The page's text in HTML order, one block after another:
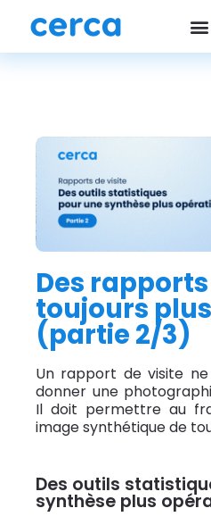
Des
toujours
(partie 2/3)
Un rapport de visite
donner une
Il doit permettre au
image synthétique de
Des outils
synthèse plus